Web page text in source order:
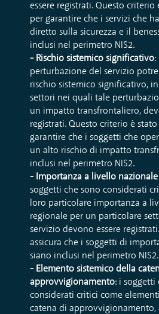
essere registrati. Questo
per garantire che i servizi che
diretto sulla sicurezza e il
inclusi nel perimetro NIS2.
- Rischio sistemico significativo:
perturbazione del servizio
rischio sistemico significativo,
settori nei quali tale
un impatto transfrontaliero,
registrati. Questo criterio è
garantire che i soggetti che
un alto rischio di impatto
inclusi nel perimetro NIS2.
- Importanza a livello
soggetti che sono considerati
loro particolare importanza a
regionale per un particolare
servizio devono essere
assicura che i soggetti di
siano inclusi nel perimetro NIS2.
- Elemento sistemico della
approvvigionamento: i soggetti
considerati critici come
catena di approvvigionamento,